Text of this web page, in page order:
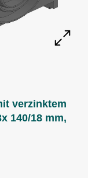
verzinktem
140/18 mm,